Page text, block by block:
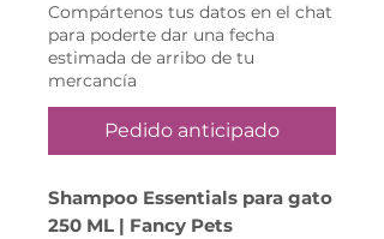
Compártenos tus datos en el chat
para poderte dar una fecha
estimada de arribo de tu
mercancía
Pedido anticipado
Shampoo Essentials para gato
250 ML | Fancy Pets